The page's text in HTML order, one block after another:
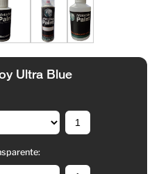
Ultra Blue